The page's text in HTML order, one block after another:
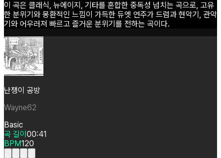
이 곡은 클래식, 뉴에이지, 기타를 혼합한 중독성 넘치는 곡으로, 고유
한 분위기와 몽환적인 느낌이 가득한 듀엣 연주가 드럼과 현악기, 관악
기와 어우러져 빠르고 즐거운 분위기를 전하는 곡이다.
난쟁이 공방
Wayne62
Basic
곡 길이 00:41
BPM120